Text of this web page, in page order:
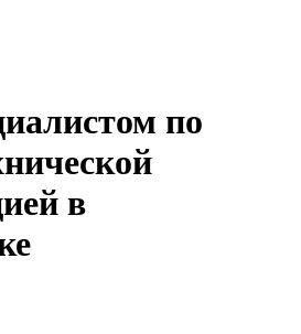
по
в